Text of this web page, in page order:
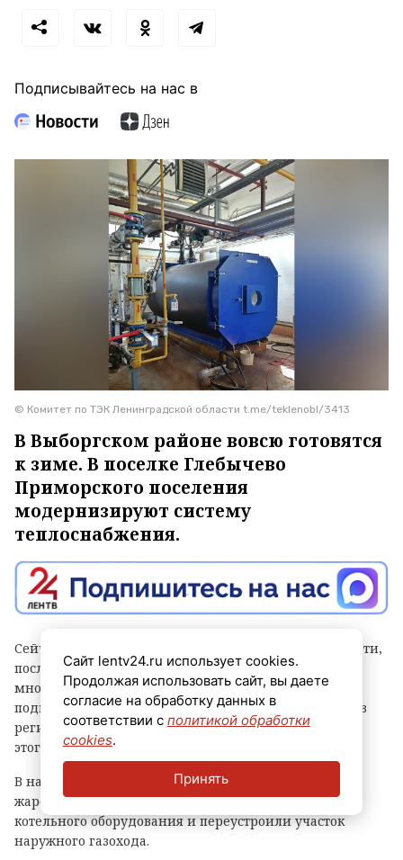
Подписывайтесь на нас в
© Комитет по ТЭК Ленинградской области t.me/teklenobl/3413
В Выборгском районе вовсю готовятся
к зиме. В поселке Глебычево
Приморского поселения
модернизируют систему
теплоснабжения.
Сейчас рабочие реконструируют участок тепловой сети,
после завершения работ на котором 15
многоквартирных домов бывшего военного городка
подключат к газовой котельной. Об этом рассказали в
региональном комитете по ТЭК. Отмечается, что до
этого дома отапливали от угольной котельной.
В начале лета в котельной заменили водогрейный
жаротрубный котел, а также устроили новую обвязку
котельного оборудования и переустроили участок
наружного газохода.
Сайт lentv24.ru использует cookies.
Продолжая использовать сайт, вы даете
согласие на обработку данных в
соответствии с политикой обработки
cookies.
Принять